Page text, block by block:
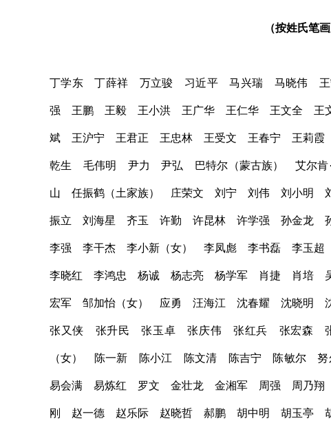
（按姓氏笔
丁学东 丁薛祥 万立骏 习近平 马兴瑞 马晓伟
强 王鹏 王毅 王小洪 王广华 王仁华 王文全 王
斌 王沪宁 王君正 王忠林 王受文 王春宁 王莉霞
乾生 毛伟明 尹力 尹弘 巴特尔（蒙古族） 艾尔
山 任振鹤（土家族） 庄荣文 刘宁 刘伟 刘小明
振立 刘海星 齐玉 许勤 许昆林 许学强 孙金龙
李强 李干杰 李小新（女） 李凤彪 李书磊 李玉
李晓红 李鸿忠 杨诚 杨志亮 杨学军 肖捷 肖培
宏军 邹加怡（女） 应勇 汪海江 沈春耀 沈晓明
张又侠 张升民 张玉卓 张庆伟 张红兵 张宏森
（女） 陈一新 陈小江 陈文清 陈吉宁 陈敏尔 努
易会满 易炼红 罗文 金壮龙 金湘军 周强 周乃
刚 赵一德 赵乐际 赵晓哲 郝鹏 胡中明 胡玉亭